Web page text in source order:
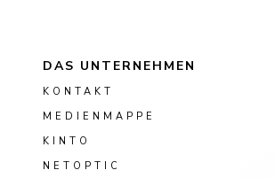
DAS UNTERNEHMEN
KONTAKT
MEDIENMAPPE
KINTO
NETOPTIC